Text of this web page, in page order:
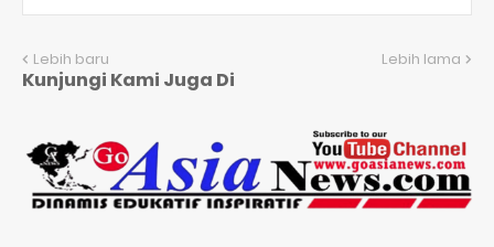
Lebih baru Lebih lama
Kunjungi Kami Juga Di